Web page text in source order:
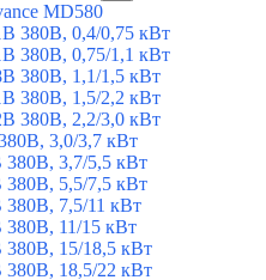
MD580
380В, 0,4/0,75 кВт
380В, 0,75/1,1 кВт
380В, 1,1/1,5 кВт
380В, 1,5/2,2 кВт
380В, 2,2/3,0 кВт
3,0/3,7 кВт
3,7/5,5 кВт
5,5/7,5 кВт
7,5/11 кВт
11/15 кВт
15/18,5 кВт
18,5/22 кВт